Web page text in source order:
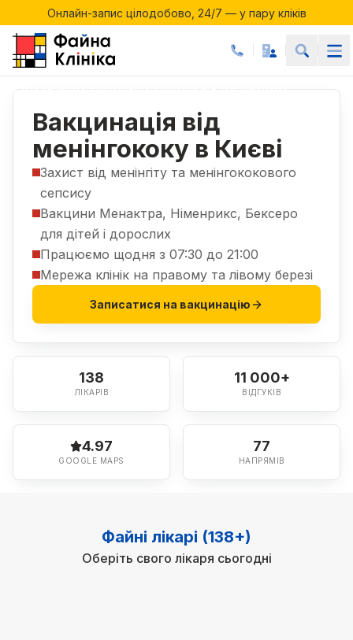
Онлайн-запис цілодобово, 24/7 — у пару кліків
Онлайн-запис цілодобово, 24/7 — у пару кліків
Послуги|Вакцинація|Вакцинація від менінгококу
Вакцинація від
менінгококу в Києві
Захист від менінгіту та менінгококового
сепсису
Вакцини Менактра, Німенрикс, Бексеро
для дітей і дорослих
Працюємо щодня з 07:30 до 21:00
Мережа клінік на правому та лівому березі
Записатися на вакцинацію
138
ЛІКАРІВ
11 000+
ВІДГУКІВ
4.97
GOOGLE MAPS
77
НАПРЯМІВ
Файні лікарі (138+)
Оберіть свого лікаря сьогодні